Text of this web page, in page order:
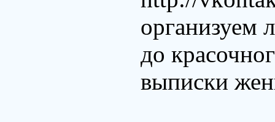
организуем
до
выписки